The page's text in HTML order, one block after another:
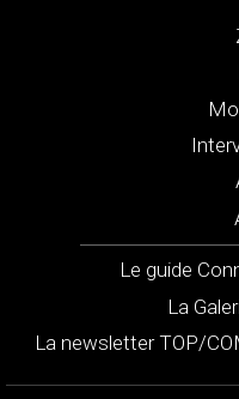
Le guide
La
La newsletter TOP/